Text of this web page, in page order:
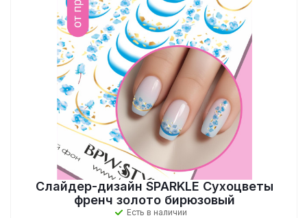
Слайдер-дизайн SPARKLE Сухоцветы
френч золото бирюзовый
Есть в наличии